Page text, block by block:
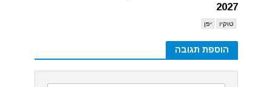
2027
טוקיו יפן
הוספת תגובה